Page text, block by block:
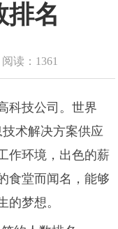
排名
阅读：1361
科技公司。世界
术解决方案供应
作环境，出色的薪
食堂而闻名，能够
的梦想。